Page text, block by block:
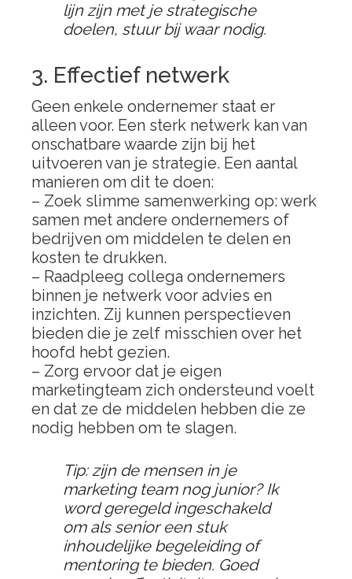
lijn zijn met je strategische
doelen, stuur bij waar nodig.
3. Effectief netwerk
Geen enkele ondernemer staat er
alleen voor. Een sterk netwerk kan van
onschatbare waarde zijn bij het
uitvoeren van je strategie. Een aantal
manieren om dit te doen:
– Zoek slimme samenwerking op: werk
samen met andere ondernemers of
bedrijven om middelen te delen en
kosten te drukken.
– Raadpleeg collega ondernemers
binnen je netwerk voor advies en
inzichten. Zij kunnen perspectieven
bieden die je zelf misschien over het
hoofd hebt gezien.
– Zorg ervoor dat je eigen
marketingteam zich ondersteund voelt
en dat ze de middelen hebben die ze
nodig hebben om te slagen.
Tip: zijn de mensen in je
marketing team nog junior? Ik
word geregeld ingeschakeld
om als senior een stuk
inhoudelijke begeleiding of
mentoring te bieden. Goed